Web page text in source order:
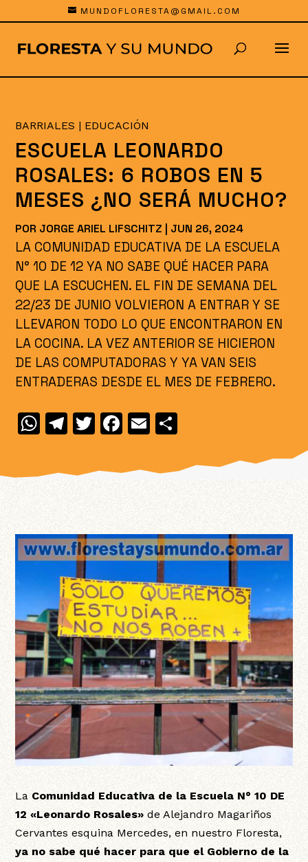
MUNDOFLORESTA@GMAIL.COM
BARRIALES | EDUCACIÓN
ESCUELA LEONARDO
ROSALES: 6 ROBOS EN 5
MESES ¿NO SERÁ MUCHO?
POR JORGE ARIEL LIFSCHITZ JUN 26, 2024
LA COMUNIDAD EDUCATIVA DE LA ESCUELA
N° 10 DE 12 YA NO SABE QUÉ HACER PARA
QUE LA ESCUCHEN. EL FIN DE SEMANA DEL
22/23 DE JUNIO VOLVIERON A ENTRAR Y SE
LLEVARON TODO LO QUE ENCONTRARON EN
LA COCINA. LA VEZ ANTERIOR SE HICIERON
DE LAS COMPUTADORAS Y YA VAN SEIS
ENTRADERAS DESDE EL MES DE FEBRERO.
W
at
p
p
T
e
m
T
itt
F
c
o
o
k
E
ai m
ti
r
La Comunidad Educativa de la Escuela N° 10 DE
12 «Leonardo Rosales» de Alejandro Magariños
Cervantes esquina Mercedes, en nuestro Floresta,
ya no sabe qué hacer para que el Gobierno de la